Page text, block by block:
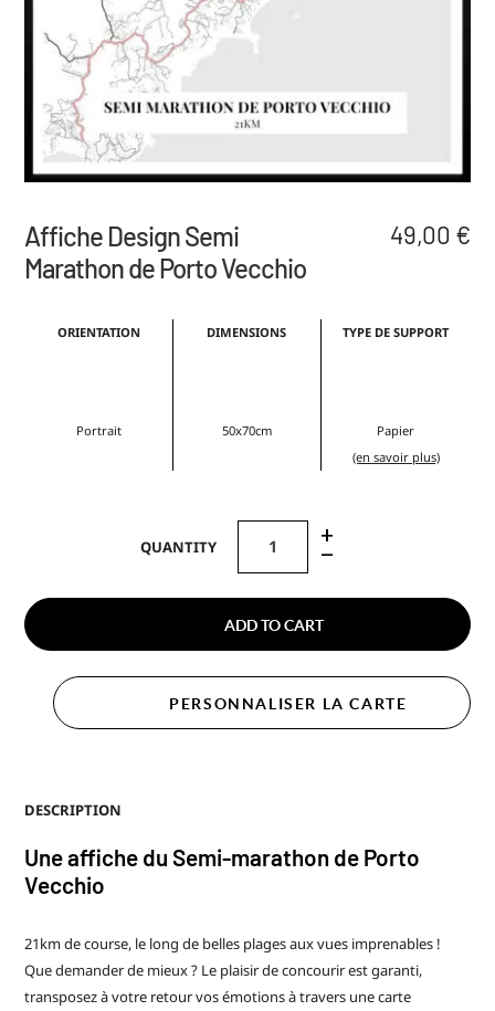
Affiche Design Semi
Marathon de Porto Vecchio
49,00 €
ORIENTATION
Portrait
DIMENSIONS
50x70cm
TYPE DE SUPPORT
Papier
(en savoir plus)
QUANTITY +
–
ADD TO CART
PERSONNALISER LA CARTE
DESCRIPTION
Une affiche du Semi-marathon de Porto
Vecchio
21km de course, le long de belles plages aux vues imprenables !
Que demander de mieux ? Le plaisir de concourir est garanti,
transposez à votre retour vos émotions à travers une carte